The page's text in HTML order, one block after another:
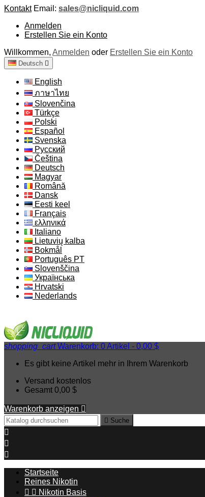
Kontakt Email: sales@nicliquid.com
Anmelden
Erstellen Sie ein Konto
Willkommen, Anmelden oder Erstellen Sie ein Konto
Deutsch 
English
ภาษาไทย
Slovenčina
Türkçe
Polski
Español
Svenska
Русский
Čeština
Deutsch
Magyar
Română
Dansk
Eesti keel
Français
ελληνικά
Italiano
Lietuvių kalba
Bokmål
Português PT
Slovenščina
Українська
Hrvatski
Nederlands
shopping_cart Warenkorb: 0Artikel - 0,00 $
Es gibt keine Artikel mehr in Ihrem Warenkorb
Versand kostenlos
Gesamt 0,00 $
Warenkorb anzeigen 
 Suche



Startseite
Reines Nikotin
  Nikotin Basis